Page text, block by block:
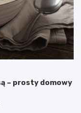
– prosty domowy